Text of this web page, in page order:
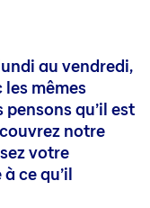
au vendredi,
mêmes
pensons qu’il est
notre
votre
ce qu’il